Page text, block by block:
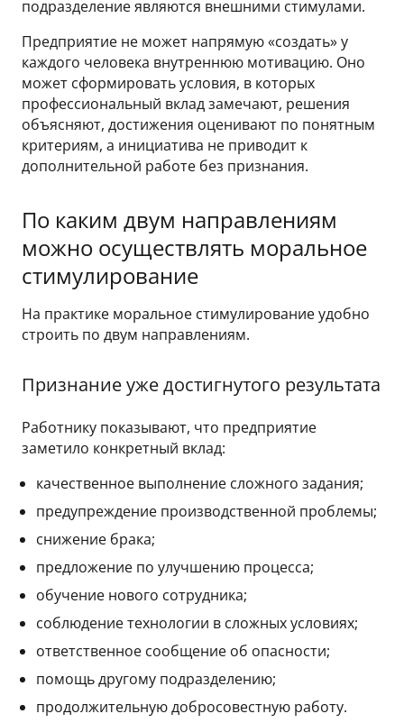
подразделение являются внешними стимулами.
Предприятие не может напрямую «создать» у
каждого человека внутреннюю мотивацию. Оно
может сформировать условия, в которых
профессиональный вклад замечают, решения
объясняют, достижения оценивают по понятным
критериям, а инициатива не приводит к
дополнительной работе без признания.
По каким двум направлениям
можно осуществлять моральное
стимулирование
На практике моральное стимулирование удобно
строить по двум направлениям.
Признание уже достигнутого результата
Работнику показывают, что предприятие
заметило конкретный вклад:
качественное выполнение сложного задания;
предупреждение производственной проблемы;
снижение брака;
предложение по улучшению процесса;
обучение нового сотрудника;
соблюдение технологии в сложных условиях;
ответственное сообщение об опасности;
помощь другому подразделению;
продолжительную добросовестную работу.